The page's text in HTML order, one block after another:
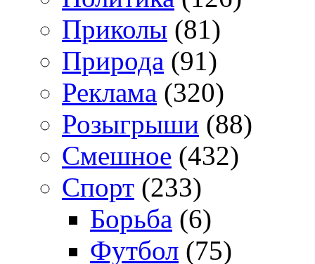
Приколы (81)
Природа (91)
Реклама (320)
Розыгрыши (88)
Смешное (432)
Спорт (233)
Борьба (6)
Футбол (75)